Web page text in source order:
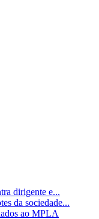
dirigente e...
da sociedade...
ao MPLA